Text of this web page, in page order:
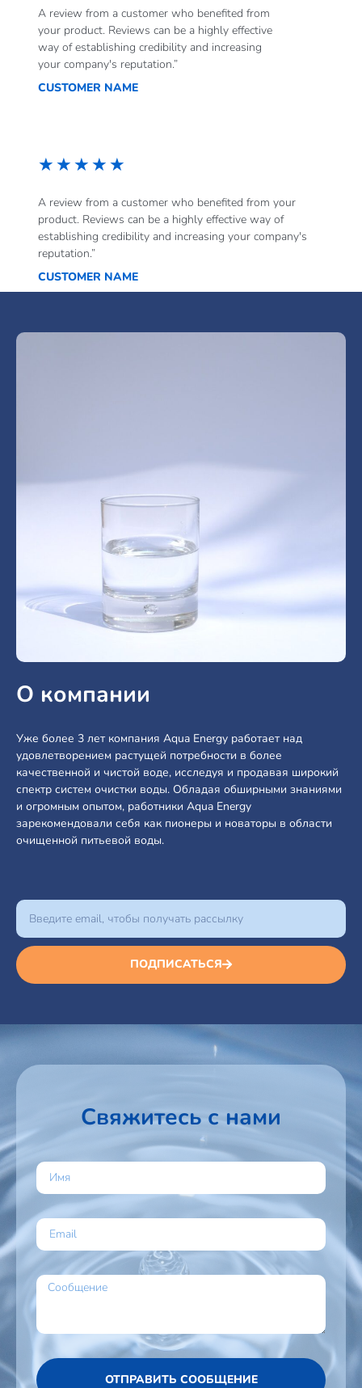
A review from a customer who benefited from
your product. Reviews can be a highly effective
way of establishing credibility and increasing
your company's reputation.”
CUSTOMER NAME
★ ★ ★ ★ ★
A review from a customer who benefited from your
product. Reviews can be a highly effective way of
establishing credibility and increasing your company's
reputation.”
CUSTOMER NAME
О компании
Уже более 3 лет компания Aqua Energy работает над
удовлетворением растущей потребности в более
качественной и чистой воде, исследуя и продавая широкий
спектр систем очистки воды. Обладая обширными знаниями
и огромным опытом, работники Aqua Energy
зарекомендовали себя как пионеры и новаторы в области
очищенной питьевой воды.
ПОДПИСАТЬСЯ
Свяжитесь с нами
ОТПРАВИТЬ СООБЩЕНИЕ